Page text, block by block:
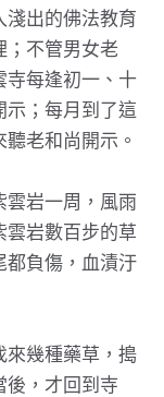
淺出的佛法教育
；不管男女老
寺每逢初一、十
示；每月到了這
老和尚開示。
雲岩一周，風雨
雲岩數百步的草
都負傷，血漬汙
來幾種藥草，搗
後，才回到寺